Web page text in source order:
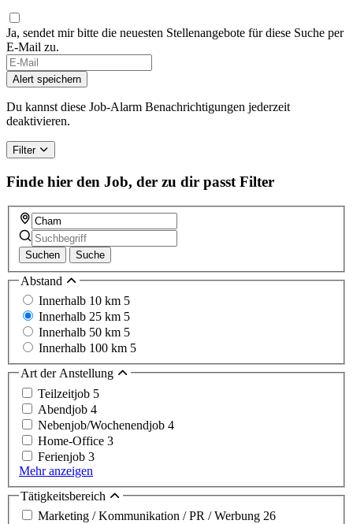
Ja, sendet mir bitte die neuesten Stellenangebote für diese Suche per
E-Mail zu.
If
you
are
a
human,
this
field
Alert speichern
Du kannst diese Job-Alarm Benachrichtigungen jederzeit
deaktivieren.
Filter
Finde hier den Job, der zu dir passt Filter
Suchen Suche
Abstand
Innerhalb 10 km 5
Innerhalb 25 km 5
Innerhalb 50 km 5
Innerhalb 100 km 5
Art der Anstellung
Teilzeitjob 5
Abendjob 4
Nebenjob/Wochenendjob 4
Home-Office 3
Ferienjob 3
Mehr anzeigen
Tätigkeitsbereich
Marketing / Kommunikation / PR / Werbung 26